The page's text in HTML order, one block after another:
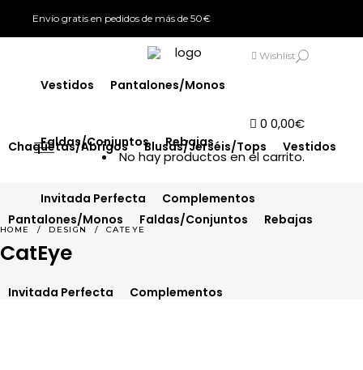
Envío gratis en pedidos de más de 50€
Wishlist
Chaquetas/Abrigos Blusas/Jerséis/Tops Vestidos
Pantalones/Monos Faldas/Conjuntos Rebajas
Invitada Perfecta Complementos
0 0,00€
No hay productos en el carrito.
Chaquetas/Abrigos
Vestidos Pantalones/Monos
Faldas/Conjuntos Rebajas
Invitada Perfecta Complementos
HOME / DESIGN /CATEYE
CatEye